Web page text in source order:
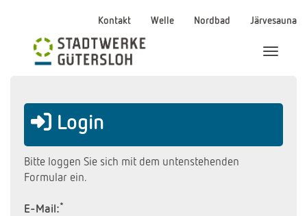
Kontakt Welle Nordbad Järvesauna
Menü
Login
Bitte loggen Sie sich mit dem untenstehenden
Formular ein.
E-Mail:*